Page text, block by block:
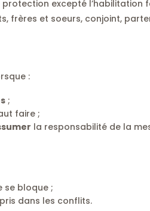
excepté l’habilitation
frères et soeurs, conjoint,
:
;
faire ;
la responsabilité de la
se bloque ;
dans les conflits.